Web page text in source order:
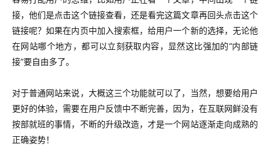
接，他们是点击这个链接查看，还是看完这篇文章再回头点击这个
链接呢？如果在内页中加入搜索框，给用户一个新的选择，无论他
在网站哪个地方，都可以立刻获取内容，显然这比强加的“内部链
接”要自由多了。
对于普通网站来说，大概这三个功能就可以了，当然，想要给用户
更好的体验，需要在用户反馈中不断完善，因为，在互联网鲜没有
按部就班的事情，不断的升级改造，才是一个网站逐渐走向成熟的
正确姿势！